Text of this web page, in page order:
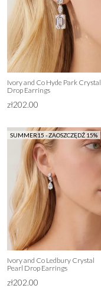
Ivory and Co Hyde Park Crystal
Drop Earrings
zł202.00
SUMMER15 - ZAOSZCZĘDŹ 15%
Ivory and Co Ledbury Crystal
Pearl Drop Earrings
zł202.00